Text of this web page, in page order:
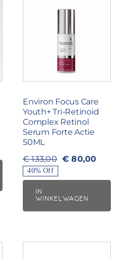
Environ Focus Care
Youth+ Tri-Retinoid
Complex Retinol
Serum Forte Actie
50ML
€133,00
Oorspronkelijke
prijs
was:
€ 80,00
Huidige
prijs
40% Off
IN
WINKELWAGEN